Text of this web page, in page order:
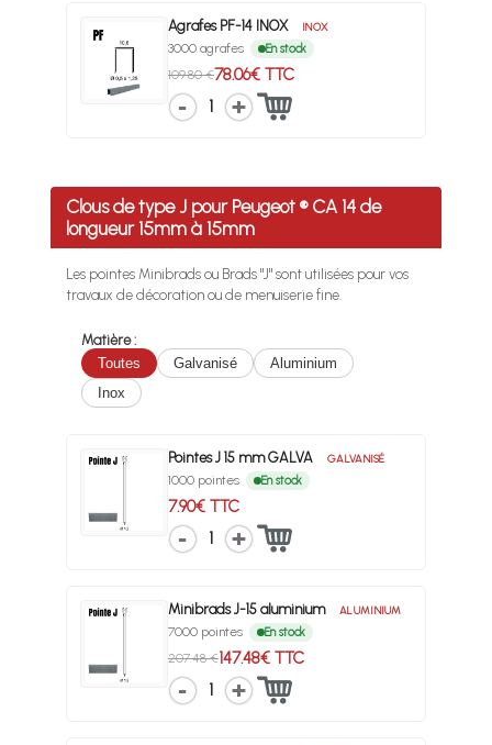
Agrafes PF-14 INOX INOX
3000 agrafes En stock
109.80 €78.06€ TTC
1
Clous de type J pour Peugeot ® CA 14 de
longueur 15mm à 15mm
Les pointes Minibrads ou Brads "J" sont utilisées pour vos
travaux de décoration ou de menuiserie fine.
Matière :
Toutes
Galvanisé
Aluminium
Inox
Pointes J 15 mm GALVA GALVANISÉ
1000 pointes En stock
7.90€ TTC
1
Minibrads J-15 aluminium ALUMINIUM
7000 pointes En stock
207.48 €147.48€ TTC
1